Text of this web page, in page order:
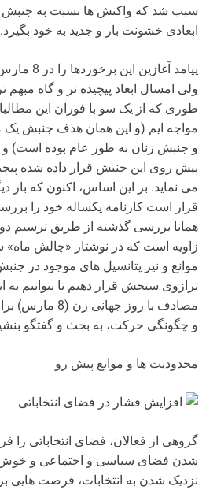
سبب شد که واکنش ها نسبت به جنبش
ابعادی خشونت بار و جدید به خود بگیرد.
پیامد
ولی امسال ابعاد پیچیده تر و گاه
طوری که از یک سو با فوران این
مواجه ایم (و این همان هدف جنبش
و جنبش زنان به طور عام بوده است) و
پیش روی این جنبش قرار داده شده
می نماید. بر این اساس، اکنون که بار
قرار است کارنامه یکساله خود را
همانا بررسی گذشته از طریق ترسیم
زاویه است که در نوشتار «چالش
موانع و نیز پتانسیل های موجود در
ترازوی سنجش قرار دهیم تا بتوانیم به
مصادف با روز
و چگونگی حرکت، به بحث و گفتگو
محدودیت ها و موانع پیش رو
افزایش فشار در فضای انتخاباتی
گروهی از فعالان، فضای انتخاباتی را
شدن فضای سیاسی و اجتماعی و خوش
نزدیک شدن به انتخابات، فرصت هایی